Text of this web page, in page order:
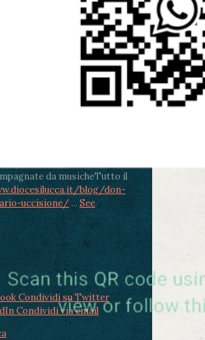
Mei - Viale Castruccio
murales in
Mei curato dal Liceo
ore 18 - Fiano
parrocchiale - Messa in
Mei celebrata da mons.
di Lucca
ore 20.30 -
Michele al Cippo di don
della Memoria in alcuni
città. Ritrovo alle ore
con conclusione al
(Porta Elisa). Durante le
da musicheTutto il
blog/don-
uccisione/ ... See
Condividi su Twitter
Condividi via email